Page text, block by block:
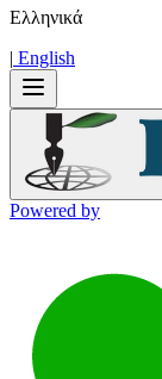
Ελληνικά
| Εnglish
Powered by